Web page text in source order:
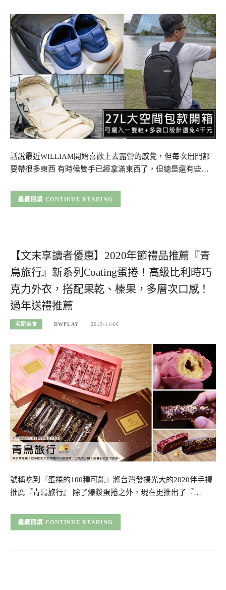
話說最近WILLIAM開始喜歡上去露營的感覺，但每次出門都
要帶很多東西 有時候雙手已經拿滿東西了，但總是還有些…
CONTINUE READING
【文末享讀者優惠】2020年節禮品推薦『青
鳥旅行』新系列Coating蛋捲！高級比利時巧
克力外衣，搭配果乾、榛果，多層次口感！
過年送禮推薦
宅配美食 DWPLAY 2019-11-06
號稱吃到『蛋捲的100種可能』將台灣發揚光大的2020伴手禮
推薦『青鳥旅行』 除了爆漿蛋捲之外，現在更推出了『…
CONTINUE READING